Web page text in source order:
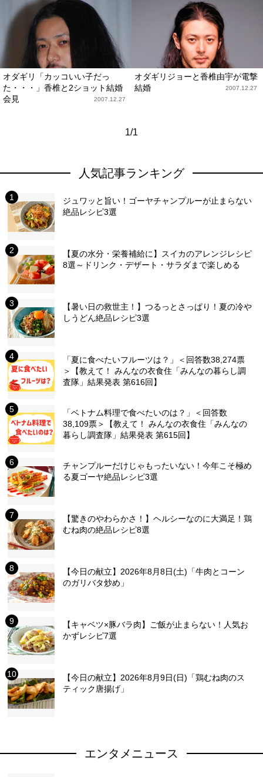
オダギリ「カッコいい子だっ
た・・・」香椎と2ショット結婚
会見
2007.12.27
オダギリジョーと香椎由宇が電撃
結婚
2007.12.27
1/1
人気記事ランキング
ジュワッと旨い！ゴーヤチャンプルーが止まらない
絶品レシピ3選
【夏の水分・栄養補給に】スイカのアレンジレシピ
8選～ドリンク・デザート・サラダまで楽しめる
【暑い日の救世主！】つるっとさっぱり！夏の冷や
しうどん絶品レシピ3選
「夏に食べたいフルーツは？」＜回答数38,274票
＞【教えて！ みんなの衣食住「みんなの暮らし調
査隊」結果発表 第616回】
「ベトナム料理で食べたいのは？」＜回答数
38,109票＞【教えて！ みんなの衣食住「みんなの
暮らし調査隊」結果発表 第615回】
チャンプルーだけじゃもったいない！今年こそ極め
る夏ゴーヤ絶品レシピ3選
【驚きのやわらかさ！】ヘルシーなのに大満足！鶏
むね肉の絶品レシピ8選
【今日の献立】2026年8月8日(土)「牛肉とコーン
のガリバタ炒め」
【キャベツ×豚バラ肉】ご飯が止まらない！人気お
かずレシピ7選
【今日の献立】2026年8月9日(日)「鶏むね肉のス
ティック唐揚げ」
エンタメニュース